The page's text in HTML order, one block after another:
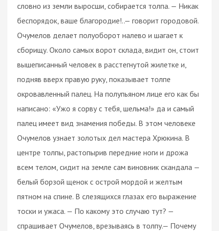
словно из земли выросши, собирается толпа. — Никак
беспорядок, ваше благородие!..— говорит городовой.
Очумелов делает полуоборот налево и шагает к
сборищу. Около самых ворот склада, видит он, стоит
вышеписанный человек в расстегнутой жилетке и,
подняв вверх правую руку, показывает толпе
окровавленный палец. На полупьяном лице его как бы
написано: «Ужо я сорву с тебя, шельма!» да и самый
палец имеет вид знамения победы. В этом человеке
Очумелов узнает золотых дел мастера Хрюкина. В
центре толпы, растопырив передние ноги и дрожа
всем телом, сидит на земле сам виновник скандала —
белый борзой щенок с острой мордой и желтым
пятном на спине. В слезящихся глазах его выражение
тоски и ужаса. — По какому это случаю тут? —
спрашивает Очумелов, врезываясь в толпу.— Почему